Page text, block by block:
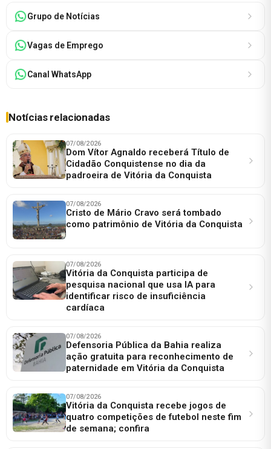
Grupo de Notícias
Vagas de Emprego
Canal WhatsApp
Notícias relacionadas
07/08/2026
Dom Vítor Agnaldo receberá Título de
Cidadão Conquistense no dia da
padroeira de Vitória da Conquista
07/08/2026
Cristo de Mário Cravo será tombado
como patrimônio de Vitória da Conquista
07/08/2026
Vitória da Conquista participa de
pesquisa nacional que usa IA para
identificar risco de insuficiência
cardíaca
07/08/2026
Defensoria Pública da Bahia realiza
ação gratuita para reconhecimento de
paternidade em Vitória da Conquista
07/08/2026
Vitória da Conquista recebe jogos de
quatro competições de futebol neste fim
de semana; confira